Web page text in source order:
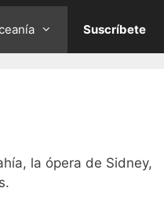
Suscríbete
la ópera de Sidney,